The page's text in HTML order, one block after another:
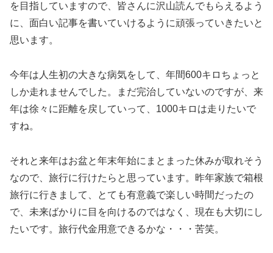
を目指していますので、皆さんに沢山読んでもらえるよう
に、面白い記事を書いていけるように頑張っていきたいと
思います。
今年は人生初の大きな病気をして、年間600キロちょっと
しか走れませんでした。まだ完治していないのですが、来
年は徐々に距離を戻していって、1000キロは走りたいで
すね。
それと来年はお盆と年末年始にまとまった休みが取れそう
なので、旅行に行けたらと思っています。昨年家族で箱根
旅行に行きまして、とても有意義で楽しい時間だったの
で、未来ばかりに目を向けるのではなく、現在も大切にし
たいです。旅行代金用意できるかな・・・苦笑。